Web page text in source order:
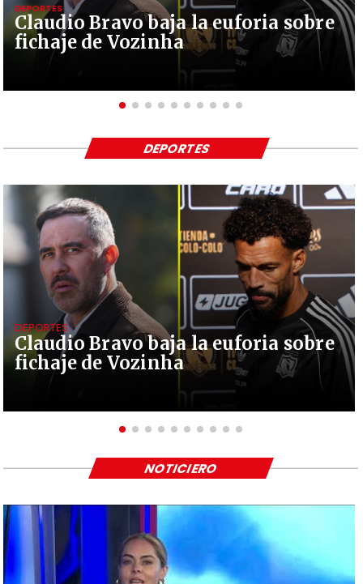
Claudio Bravo baja la euforia sobre
fichaje de Vozinha
DEPORTES
Claudio Bravo baja la euforia sobre
fichaje de Vozinha
DEPORTES
DEPORTES
NOTICIERO